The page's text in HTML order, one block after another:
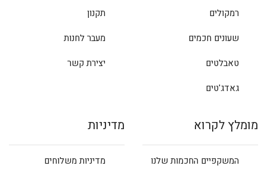
רמקולים
שעונים חכמים
טאבלטים
גאדג'טים
תקנון
מעבר לחנות
יצירת קשר
מומלץ לקרוא
המשקפיים החכמות שלנו
מדיניות
מדיניות משלוחים